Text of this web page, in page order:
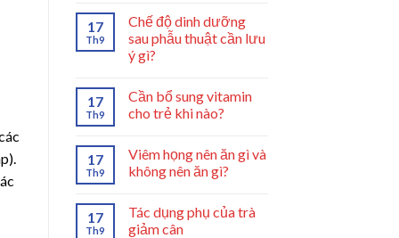
17
Th9
Chế độ dinh dưỡng
sau phẫu thuật cần lưu
ý gì?
17
Th9
Cần bổ sung vitamin
cho trẻ khi nào?
17
Th9
Viêm họng nên ăn gì và
không nên ăn gì?
17
Th9
Tác dụng phụ của trà
giảm cân